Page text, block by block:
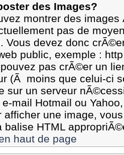
des Images?
montrer des
pas de
Vous devez donc
public, exemple :
pas crÃ©er un
(Ã moins que celui-ci
sur un serveur
mail Hotmail ou
afficher une image,
balise HTML
haut de page